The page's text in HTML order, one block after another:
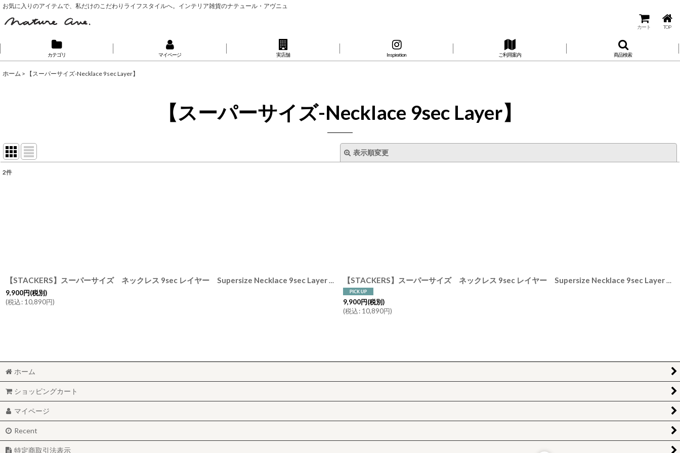
お気に入りのアイテムで、私だけのこだわりライフスタイルへ。インテリア雑貨のナテュール・アヴニュ
カート TOP
カテゴリ マイページ 実店舗 Inspiration ご利用案内 商品検索
ホーム > 【スーパーサイズ-Necklace 9sec Layer】
【スーパーサイズ-Necklace 9sec Layer】
表示順変更
2件
【STACKERS】スーパーサイズ ネックレス 9sec レイヤー Supersize Necklace 9sec Layer ブラッシュピンク Blush Pink ジュエリーボックス スタッカーズ ロンドン UK [ 75713]
9,900円(税別)
(税込: 10,890円)
【STACKERS】スーパーサイズ ネックレス 9sec レイヤー Supersize Necklace 9sec Layer トープ グレージュ Taupe スタッカーズ
9,900円(税別)
(税込: 10,890円)
ホーム
ショッピングカート
マイページ
Recent
特定商取引法表示